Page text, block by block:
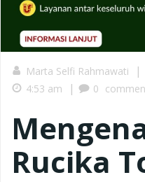
Marta Selfi Rahmawati |
4:53 am | 0
Rucika